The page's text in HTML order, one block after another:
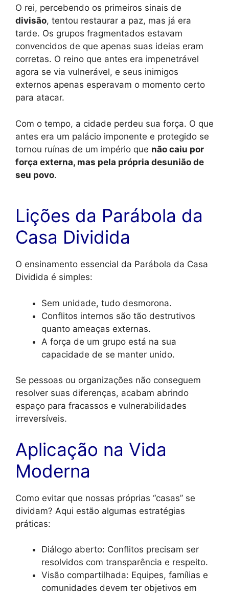
O rei, percebendo os primeiros sinais de
divisão, tentou restaurar a paz, mas já era
tarde. Os grupos fragmentados estavam
convencidos de que apenas suas ideias eram
corretas. O reino que antes era impenetrável
agora se via vulnerável, e seus inimigos
externos apenas esperavam o momento certo
para atacar.
Com o tempo, a cidade perdeu sua força. O que
antes era um palácio imponente e protegido se
tornou ruínas de um império que não caiu por
força externa, mas pela própria desunião de
seu povo.
Lições da Parábola da
Casa Dividida
O ensinamento essencial da Parábola da Casa
Dividida é simples:
Sem unidade, tudo desmorona.
Conflitos internos são tão destrutivos
quanto ameaças externas.
A força de um grupo está na sua
capacidade de se manter unido.
Se pessoas ou organizações não conseguem
resolver suas diferenças, acabam abrindo
espaço para fracassos e vulnerabilidades
irreversíveis.
Aplicação na Vida
Moderna
Como evitar que nossas próprias “casas” se
dividam? Aqui estão algumas estratégias
práticas:
Diálogo aberto: Conflitos precisam ser
resolvidos com transparência e respeito.
Visão compartilhada: Equipes, famílias e
comunidades devem ter objetivos em